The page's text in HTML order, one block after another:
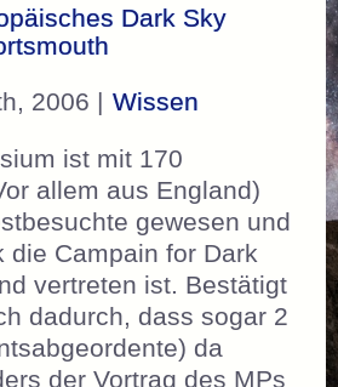
Dark Sky
2006 | Wissen
ist mit 170
allem aus England)
gewesen und
die Campain for Dark
vertreten ist. Bestätigt
dadurch, dass sogar 2
da
der Vortrag des MPs